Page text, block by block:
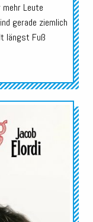
Leute
gerade ziemlich
längst Fuß
Audio-
Player